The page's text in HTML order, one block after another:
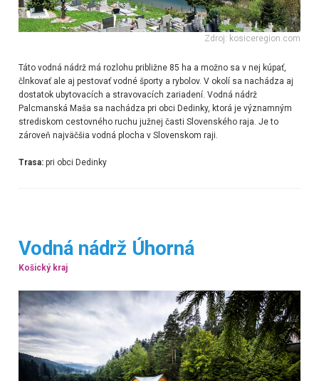
Zdroj: kosiceregion.com
Táto vodná nádrž má rozlohu približne 85 ha a možno sa v nej kúpať,
člnkovať ale aj pestovať vodné športy a rybolov. V okolí sa nachádza aj
dostatok ubytovacích a stravovacích zariadení. Vodná nádrž
Palcmanská Maša sa nachádza pri obci Dedinky, ktorá je významným
strediskom cestovného ruchu južnej časti Slovenského raja. Je to
zároveň najväčšia vodná plocha v Slovenskom raji.
Trasa:pri obci Dedinky
Vodná nádrž Úhorná
Košický kraj